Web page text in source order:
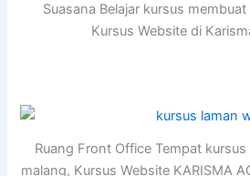
Suasana Belajar kursus
Kursus Website di
Ruang Front Office Tempat
malang, Kursus Website KARISMA